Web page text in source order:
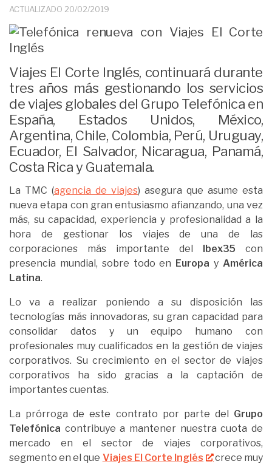
ACTUALIZADO 20/02/2019
Viajes El Corte Inglés, continuará durante
tres años más gestionando los servicios
de viajes globales del Grupo Telefónica en
España, Estados Unidos, México,
Argentina, Chile, Colombia, Perú, Uruguay,
Ecuador, El Salvador, Nicaragua, Panamá,
Costa Rica y Guatemala.
La TMC (agencia de viajes) asegura que asume esta
nueva etapa con gran entusiasmo afianzando, una vez
más, su capacidad, experiencia y profesionalidad a la
hora de gestionar los viajes de una de las
corporaciones más importante del Ibex35 con
presencia mundial, sobre todo en Europa y América
Latina.
Lo va a realizar poniendo a su disposición las
tecnologías más innovadoras, su gran capacidad para
consolidar datos y un equipo humano con
profesionales muy cualificados en la gestión de viajes
corporativos. Su crecimiento en el sector de viajes
corporativos ha sido gracias a la captación de
importantes cuentas.
La prórroga de este contrato por parte del Grupo
Telefónica contribuye a mantener nuestra cuota de
mercado en el sector de viajes corporativos,
segmento en el que Viajes El Corte Inglés
crece muy